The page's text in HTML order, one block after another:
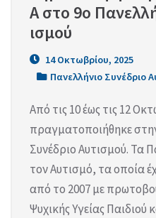
Α στο 9ο
ισμού
14 Οκτωβρίου, 2025
Πανελλήνιο Συνέδριο
Από τις 10 έως τις 12
πραγματοποιήθηκε
Συνέδριο Αυτισμού. Τα
τον Αυτισμό, τα οποία
από το 2007 με
Ψυχικής Υγείας